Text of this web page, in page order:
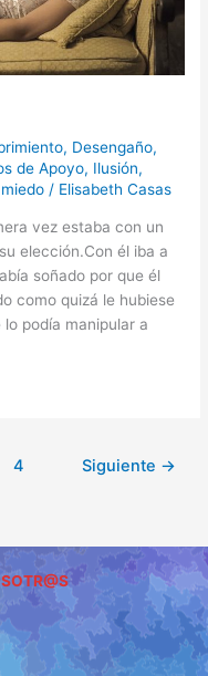
, Desengaño,
de Apoyo, Ilusión,
/ Elisabeth Casas
vez estaba con un
elección.Con él iba a
soñado por que él
como quizá le hubiese
podía manipular a
4 Siguiente →